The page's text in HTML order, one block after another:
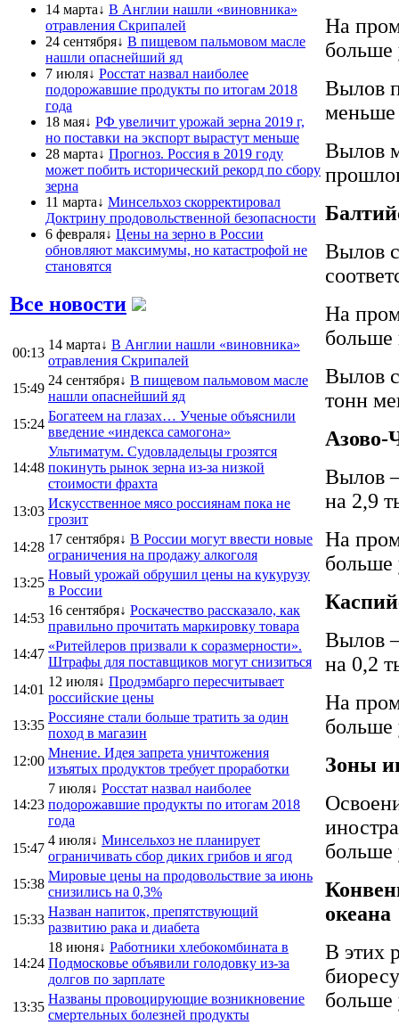
14 марта↓ В Англии нашли «виновника»
отравления Скрипалей
24 сентября↓ В пищевом пальмовом масле
нашли опаснейший яд
7 июля↓ Росстат назвал наиболее
подорожавшие продукты по итогам 2018
года
18 мая↓ РФ увеличит урожай зерна 2019 г,
но поставки на экспорт вырастут меньше
28 марта↓ Прогноз. Россия в 2019 году
может побить исторический рекорд по сбору
зерна
11 марта↓ Минсельхоз скорректировал
Доктрину продовольственной безопасности
6 февраля↓ Цены на зерно в России
обновляют максимумы, но катастрофой не
становятся
Все новости
00:13
14 марта↓ В Англии нашли «виновника»
отравления Скрипалей
15:49
24 сентября↓ В пищевом пальмовом масле
нашли опаснейший яд
15:24
Богатеем на глазах… Ученые объяснили
введение «индекса самогона»
14:48
Ультиматум. Судовладельцы грозятся
покинуть рынок зерна из-за низкой
стоимости фрахта
13:03
Искусственное мясо россиянам пока не
грозит
14:28
17 сентября↓ В России могут ввести новые
ограничения на продажу алкоголя
13:25
Новый урожай обрушил цены на кукурузу
в России
14:53
16 сентября↓ Роскачество рассказало, как
правильно прочитать маркировку товара
14:47
«Ритейлеров призвали к соразмерности».
Штрафы для поставщиков могут снизиться
14:01
12 июля↓ Продэмбарго пересчитывает
российские цены
13:35
Россияне стали больше тратить за один
поход в магазин
12:00
Мнение. Идея запрета уничтожения
изъятых продуктов требует проработки
14:23
7 июля↓ Росстат назвал наиболее
подорожавшие продукты по итогам 2018
года
15:47
4 июля↓ Минсельхоз не планирует
ограничивать сбор диких грибов и ягод
15:38
Мировые цены на продовольствие за июнь
снизились на 0,3%
15:33
Назван напиток, препятствующий
развитию рака и диабета
14:24
18 июня↓ Работники хлебокомбината в
Подмосковье объявили голодовку из-за
долгов по зарплате
13:35
Названы провоцирующие возникновение
смертельных болезней продукты
На
больше
Вылов
меньше
Вылов
Вылов
На
больше
Вылов
тонн
Азово-
Вылов
на 2,9
На
больше
Вылов
на 0,2
На
больше
Зоны
больше
океана
В этих
больше